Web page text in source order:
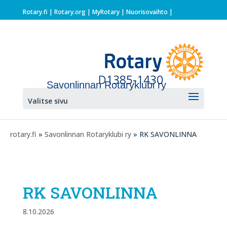
Rotary.fi | Rotary.org| MyRotary | Nuorisovaihto |
Savonlinnan Rotaryklubi ry
Valitse sivu
rotary.fi » Savonlinnan Rotaryklubi ry » RK SAVONLINNA
RK SAVONLINNA
8.10.2026